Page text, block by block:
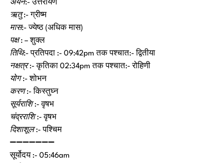
अयन:- उत्तरायण
ऋतु:- ग्रीष्म
मास:- ज्येष्ठ (अधिक मास)
पक्ष: – शुक्ल
तिथि:- प्रतिपदा :- 09:42pm तक पश्चात:- द्वितीया
नक्षत्र:- कृतिका 02:34pm तक पश्चात:- रोहिणी
योग:- शोभन
करण:- किस्तुघ्न
सूर्यराशि:- वृषभ
चंद्रराशि:- वृषभ
दिशाशूल:- पश्चिम
➖➖➖➖➖➖➖
सूर्योदय :- 05:46am